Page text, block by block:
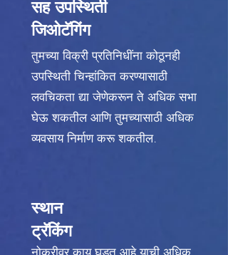
सह उपस्थिती
जिओटॅगिंग
तुमच्या विक्री प्रतिनिधींना कोठूनही
उपस्थिती चिन्हांकित करण्यासाठी
लवचिकता द्या जेणेकरून ते अधिक सभा
घेऊ शकतील आणि तुमच्यासाठी अधिक
व्यवसाय निर्माण करू शकतील.
स्थान
ट्रॅकिंग